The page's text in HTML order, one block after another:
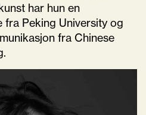
har hun en
fra Peking University og
fra Chinese